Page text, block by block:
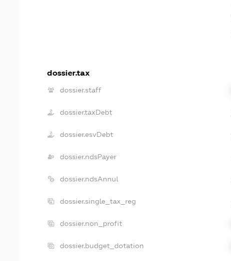
dossier.tax
dossier.staff
dossier.taxDebt
dossier.esvDebt
dossier.ndsPayer
dossier.ndsAnnul
dossier.single_tax_reg
dossier.non_profit
dossier.budget_dotation